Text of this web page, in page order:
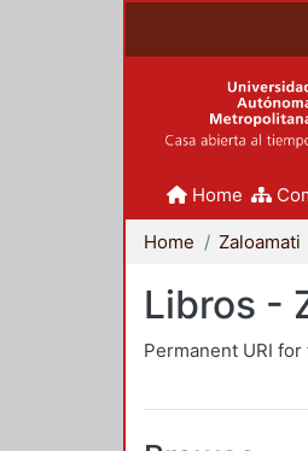
Home
Home Zaloamati
Libros -
Permanent URI